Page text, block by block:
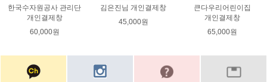
한국수자원공사 관리단
개인결제창
60,000원
김은진님 개인결제창
45,000원
큰다우리어린이집
개인결제창
65,000원